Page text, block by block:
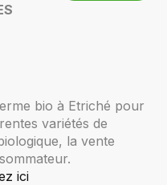
bio à Etriché pour
variétés de
la vente
ici